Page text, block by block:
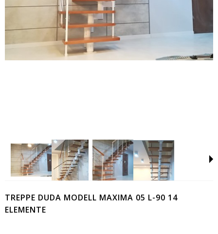
TREPPE DUDA MODELL MAXIMA 05 L-90 14
ELEMENTE